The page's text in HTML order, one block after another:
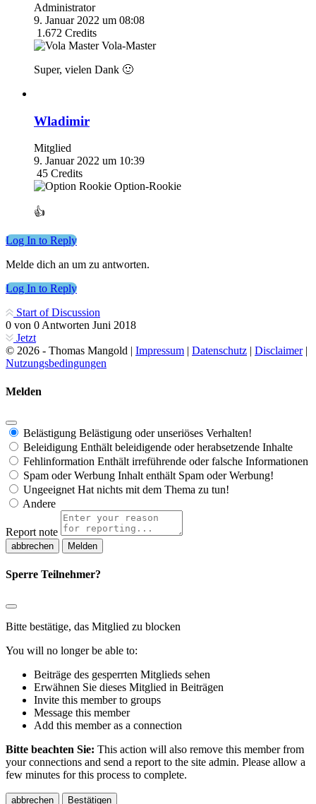
Administrator
9. Januar 2022 um 08:08
1.672 Credits
Vola-Master
Super, vielen Dank 🙂
Wladimir
Mitglied
9. Januar 2022 um 10:39
45 Credits
Option-Rookie
👍
Log In to Reply
Melde dich an um zu antworten.
Log In to Reply
Start of Discussion
0 von 0Antworten Juni 2018
Jetzt
© 2026 - Thomas Mangold | Impressum | Datenschutz | Disclaimer|
Nutzungsbedingungen
Melden
Belästigung Belästigung oder unseriöses Verhalten!
Beleidigung Enthält beleidigende oder herabsetzende Inhalte
Fehlinformation Enthält irreführende oder falsche Informationen
Spam oder Werbung Inhalt enthält Spam oder Werbung!
Ungeeignet Hat nichts mit dem Thema zu tun!
Andere
Report note
Melden
Sperre Teilnehmer?
Bitte bestätige, das Mitglied zu blocken
You will no longer be able to:
Beiträge des gesperrten Mitglieds sehen
Erwähnen Sie dieses Mitglied in Beiträgen
Invite this member to groups
Message this member
Add this member as a connection
Bitte beachten Sie: This action will also remove this member from
your connections and send a report to the site admin. Please allow a
few minutes for this process to complete.
Bestätigen